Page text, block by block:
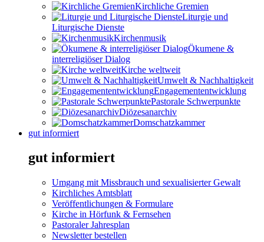
Kirchliche Gremien
Liturgie und
Liturgische Dienste
Kirchenmusik
Ökumene &
interreligiöser Dialog
Kirche weltweit
Umwelt & Nachhaltigkeit
Engagemententwicklung
Pastorale Schwerpunkte
Diözesanarchiv
Domschatzkammer
gut informiert
gut informiert
Umgang mit Missbrauch und sexualisierter Gewalt
Kirchliches Amtsblatt
Veröffentlichungen & Formulare
Kirche in Hörfunk & Fernsehen
Pastoraler Jahresplan
Newsletter bestellen